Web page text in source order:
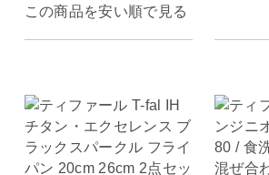
この商品を安い順で見る